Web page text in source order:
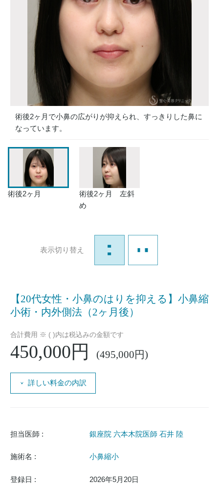
術後2ヶ月で小鼻の広がりが抑えられ、すっきりした鼻に
なっています。
術後2ヶ月
術後2ヶ月 左斜
め
表示切り替え
【20代女性・小鼻のはりを抑える】小鼻縮
小術・内外側法（2ヶ月後）
合計費用 ※ ( )内は税込みの金額です
450,000円 (495,000円)
詳しい料金の内訳
担当医師 : 銀座院 六本木院医師 石井 陸
施術名 : 小鼻縮小
登録日 : 2026年5月20日